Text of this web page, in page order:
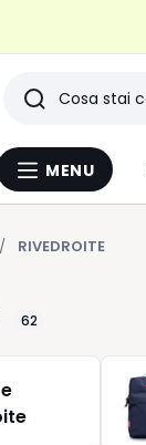
Menu
MENU
Ricerca
Ultimi
articoli
visti
RIVEDROITE
62